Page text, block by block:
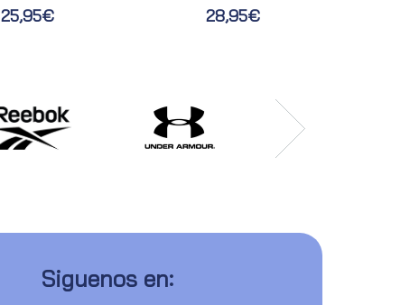
25,95€ 28,95€
Siguenos en: